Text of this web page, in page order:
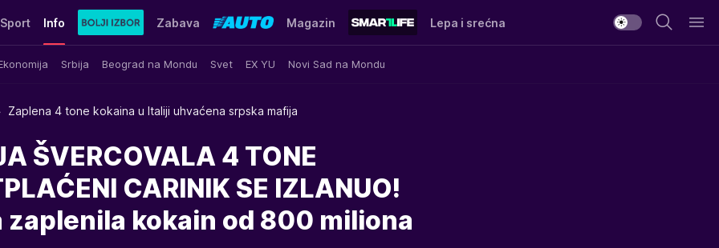
Sport Info
Srbija Beograd na Mondu Svet EX YU Novi Sad na Mondu
Zabava Magazin Lepa i srećna
Zaplena 4 tone kokaina u Italiji uhvaćena srpska mafija
ŠVERCOVALA 4 TONE
CARINIK SE IZLANUO!
kokain od 800 miliona